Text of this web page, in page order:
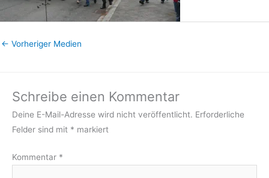
← Vorheriger Medien
Schreibe einen Kommentar
Deine E-Mail-Adresse wird nicht veröffentlicht. Erforderliche
Felder sind mit * markiert
Kommentar *